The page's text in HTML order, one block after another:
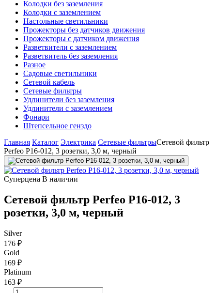
Колодки без заземления
Колодки с заземлением
Настольные светильники
Прожекторы без датчиков движения
Прожекторы с датчиком движения
Разветвители с заземлением
Разветвитель без заземления
Разное
Садовые светильники
Сетевой кабель
Сетевые фильтры
Удлинители без заземления
Удлинители с заземлением
Фонари
Штепсельное генздо
Главная Каталог Электрика Сетевые фильтрыСетевой фильтр
Perfeo P16-012, 3 розетки, 3,0 м, черный
Суперцена В наличии
Сетевой фильтр Perfeo P16-012, 3
розетки, 3,0 м, черный
Silver
176 ₽
Gold
169 ₽
Platinum
163 ₽